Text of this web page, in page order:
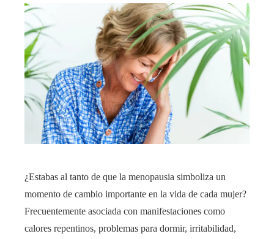
¿Estabas al tanto de que la menopausia simboliza un
momento de cambio importante en la vida de cada mujer?
Frecuentemente asociada con manifestaciones como
calores repentinos, problemas para dormir, irritabilidad,